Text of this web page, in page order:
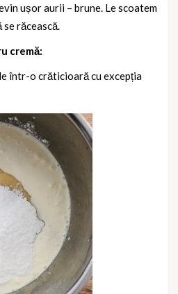
ușor aurii – brune. Le scoatem
se răcească.
cremă:
într-o crăticioară cu excepția